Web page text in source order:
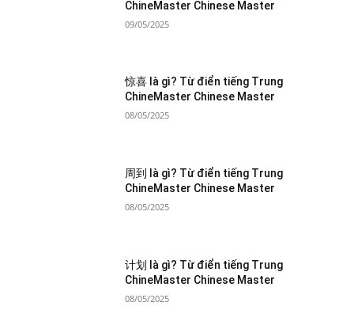
ChineMaster Chinese Master
09/05/2025
惊喜 là gì? Từ điển tiếng Trung
ChineMaster Chinese Master
08/05/2025
周到 là gì? Từ điển tiếng Trung
ChineMaster Chinese Master
08/05/2025
计划 là gì? Từ điển tiếng Trung
ChineMaster Chinese Master
08/05/2025